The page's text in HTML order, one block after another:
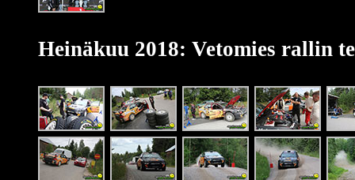
Heinäkuu 2018: Vetomies rallin